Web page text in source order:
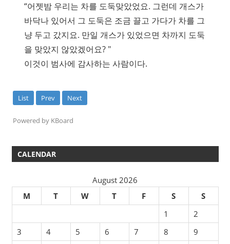
“어젯밤 우리는 차를 도둑맞았었요. 그런데 개스가
바닥나 있어서 그 도둑은 조금 끌고 가다가 차를 그
냥 두고 갔지요. 만일 개스가 있었으면 차까지 도둑
을 맞았지 않았겠어요? "
이것이 범사에 감사하는 사람이다.
List Prev Next
Powered by KBoard
CALENDAR
August 2026
M
T W T F S
S
1
2
3
4 5 6 7 8
9